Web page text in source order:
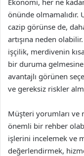
Ekonomi, her ne
önünde olmamalıdır.
cazip görünse de,
artışına neden
işçilik, merdivenin
bir duruma
avantajlı görünen
ve gereksiz riskler
Müşteri yorumları ve
önemli bir rehber
işlerini incelemek ve
değerlendirmek,